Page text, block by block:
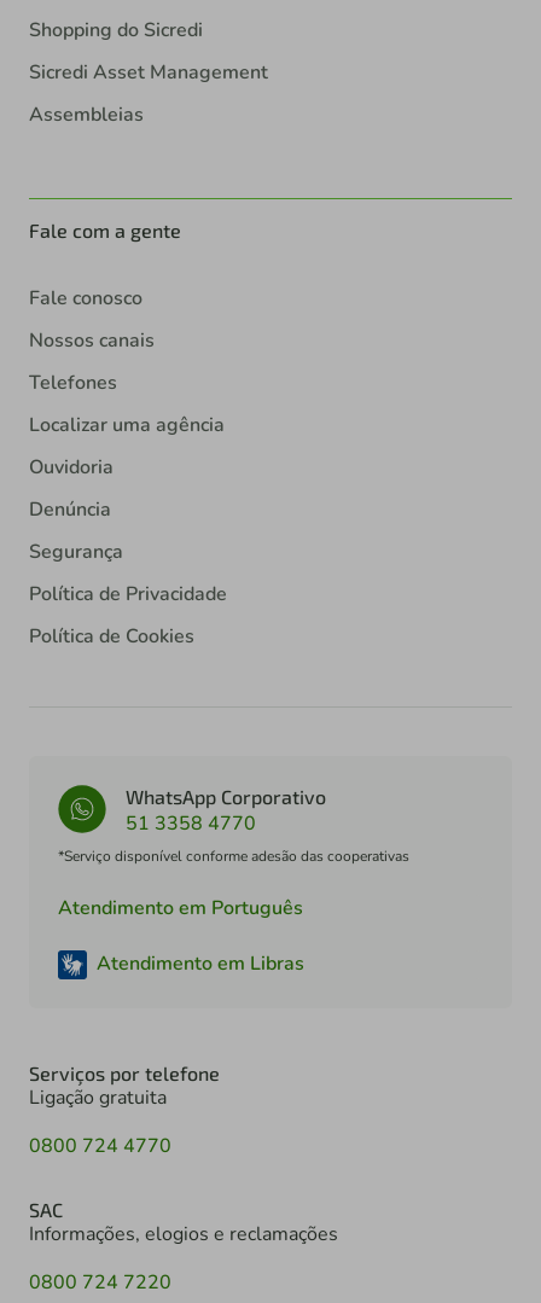
Shopping do Sicredi
Sicredi Asset Management
Assembleias
Fale com a gente
Fale conosco
Nossos canais
Telefones
Localizar uma agência
Ouvidoria
Denúncia
Segurança
Política de Privacidade
Política de Cookies
WhatsApp Corporativo
51 3358 4770
*Serviço disponível conforme adesão das cooperativas
Atendimento em Português
Atendimento em Libras
Serviços por telefone
Ligação gratuita
0800 724 4770
SAC
Informações, elogios e reclamações
0800 724 7220